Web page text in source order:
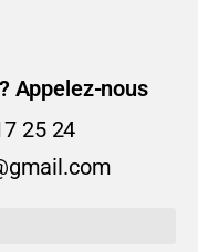
Appelez-nous
25 24